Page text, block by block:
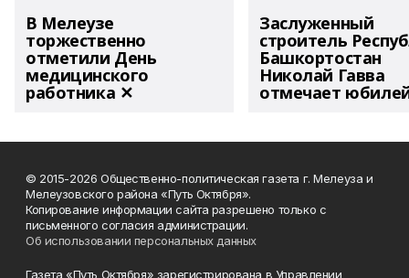
В Мелеузе
торжественно
отметили День
медицинского
работника ✕
Заслуженный
строитель
Башкортостан
Николай Гавва
отмечает
© 2015-2026 Общественно-политическая газета г. Мелеуза и
Мелеузовского района «Путь Октября».
Копирование информации сайта разрешено только с
письменного согласия администрации.
Об использовании персональных данных
Газета «Путь Октября» зарегистрирована в Управлении